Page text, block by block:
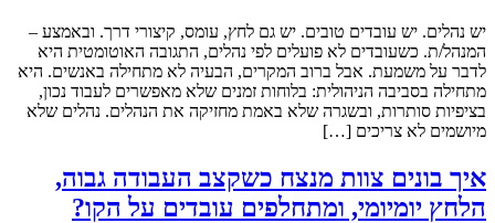
יש נהלים. יש עובדים טובים. יש גם לחץ, עומס, קיצורי דרך. ובאמצע –
המנהל/ת. כשעובדים לא פועלים לפי נהלים, התגובה האוטומטית היא
לדבר על משמעת. אבל ברוב המקרים, הבעיה לא מתחילה באנשים. היא
מתחילה בסביבה הניהולית: בלוחות זמנים שלא מאפשרים לעבוד נכון,
בציפיות סותרות, ובשגרה שלא באמת מחזיקה את הנהלים. נהלים שלא
מיושמים לא צריכים […]
איך בונים צוות מנצח כשקצב העבודה גבוה,
הלחץ יומיומי, ומתחלפים עובדים על הקו?